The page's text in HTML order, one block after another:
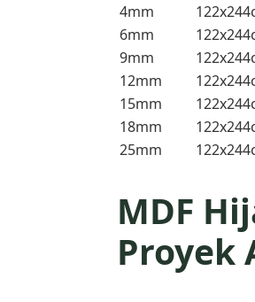
4mm
6mm
9mm
12mm
15mm
18mm
25mm
MDF
Proyek